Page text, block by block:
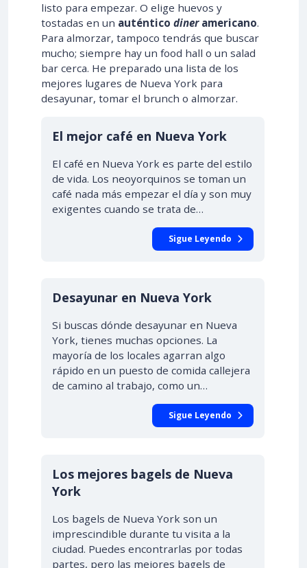
listo para empezar. O elige huevos y
tostadas en un auténtico dineramericano.
Para almorzar, tampoco tendrás que buscar
mucho; siempre hay un food hall o un salad
bar cerca. He preparado una lista de los
mejores lugares de Nueva York para
desayunar, tomar el brunch o almorzar.
El mejor café en Nueva York
El café en Nueva York es parte del estilo
de vida. Los neoyorquinos se toman un
café nada más empezar el día y son muy
exigentes cuando se trata de…
Sigue Leyendo
Desayunar en Nueva York
Si buscas dónde desayunar en Nueva
York, tienes muchas opciones. La
mayoría de los locales agarran algo
rápido en un puesto de comida callejera
de camino al trabajo, como un…
Sigue Leyendo
Los mejores bagels de Nueva
York
Los bagels de Nueva York son un
imprescindible durante tu visita a la
ciudad. Puedes encontrarlas por todas
partes, pero las mejores bagels de